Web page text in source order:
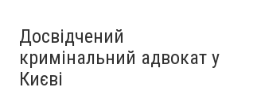
Досвідчений
кримінальний адвокат у
Києві